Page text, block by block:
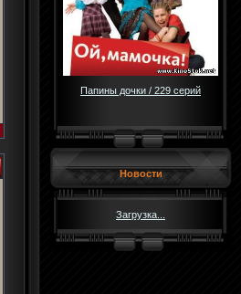
Папины дочки / 229 серий
Новости
Загрузка...